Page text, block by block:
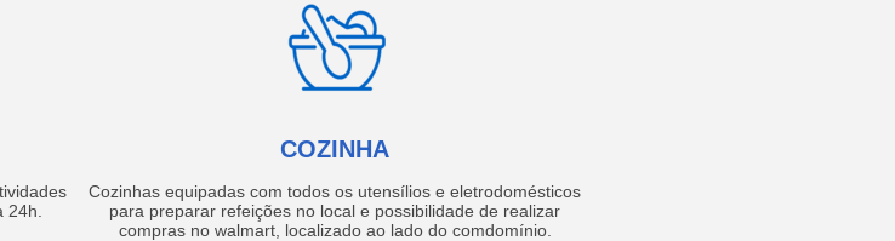
COZINHA
Cozinhas equipadas com todos os utensílios e eletrodomésticos
para preparar refeições no local e possibilidade de realizar
compras no walmart, localizado ao lado do comdomínio.